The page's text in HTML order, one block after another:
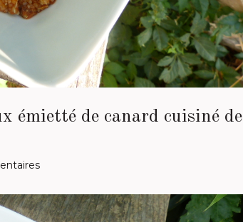
émietté de canard cuisiné de